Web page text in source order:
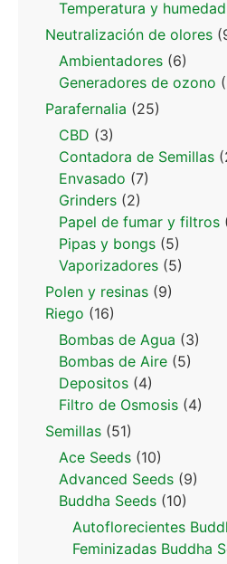
Temperatura y humedad
Neutralización de olores
Ambientadores (6)
Generadores de ozono
Parafernalia (25)
CBD (3)
Contadora de Semillas
Envasado (7)
Grinders (2)
Papel de fumar y filtros
Pipas y bongs (5)
Vaporizadores (5)
Polen y resinas (9)
Riego (16)
Bombas de Agua (3)
Bombas de Aire (5)
Depositos (4)
Filtro de Osmosis (4)
Semillas (51)
Ace Seeds (10)
Advanced Seeds (9)
Buddha Seeds (10)
Autoflorecientes
Feminizadas Buddha